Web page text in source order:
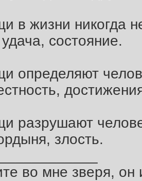
в жизни никогда
состояние.
определяют
разрушают
злость.
во мне зверя, он